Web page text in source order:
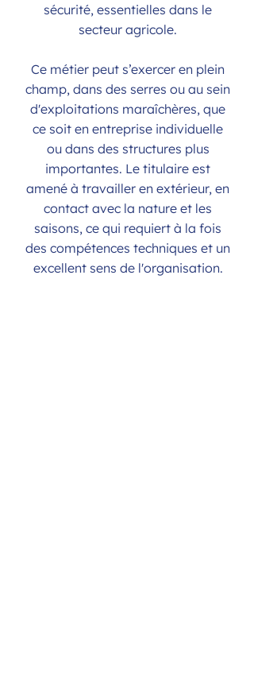
sécurité, essentielles dans le
secteur agricole.
Ce métier peut s’exercer en plein
champ, dans des serres ou au sein
d'exploitations maraîchères, que
ce soit en entreprise individuelle
ou dans des structures plus
importantes. Le titulaire est
amené à travailler en extérieur, en
contact avec la nature et les
saisons, ce qui requiert à la fois
des compétences techniques et un
excellent sens de l'organisation.